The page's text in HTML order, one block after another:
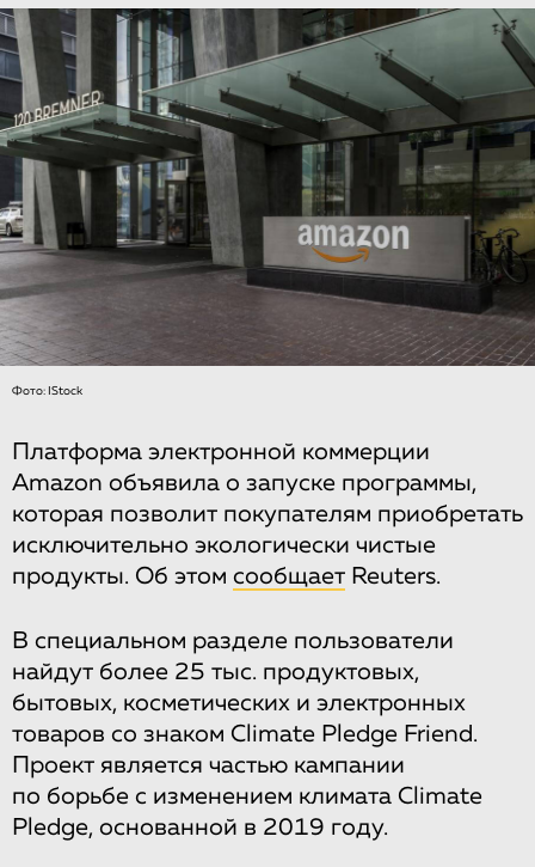
Фото: IStock
Платформа электронной коммерции
Amazon объявила о запуске программы,
которая позволит покупателям приобретать
исключительно экологически чистые
продукты. Об этом сообщает Reuters.
В специальном разделе пользователи
найдут более 25 тыс. продуктовых,
бытовых, косметических и электронных
товаров со знаком Climate Pledge Friend.
Проект является частью кампании
по борьбе с изменением климата Climate
Pledge, основанной в 2019 году.